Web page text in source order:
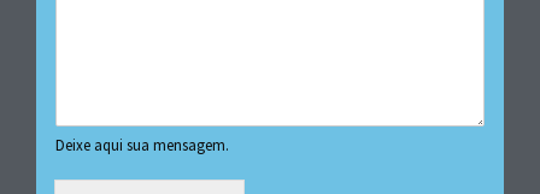
Deixe aqui sua mensagem.